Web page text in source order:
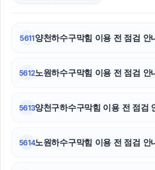
5611양천하수구막힘 이용 전 점검
5612노원하수구막힘 이용 전 점검
5613양천구하수구막힘 이용 전 점
5614노원하수구막힘 이용 전 점검